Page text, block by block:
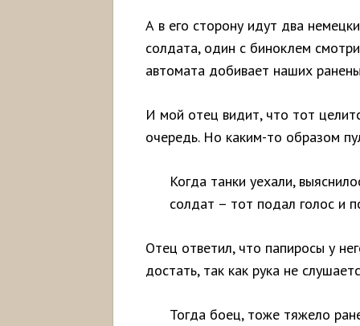
А в его сторону идут два
солдата, один с биноклем
автомата добивает наших
И мой отец видит, что тот
очередь. Но каким-то образом
Когда танки уехали,
солдат – тот подал голос и
Отец ответил, что папиросы у
достать, так как рука не
Тогда боец, тоже тяжело